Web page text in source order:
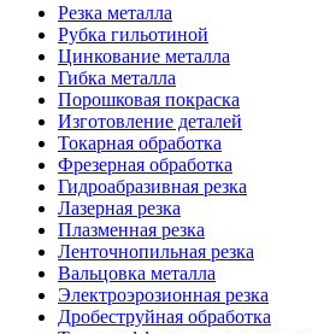
Резка металла
Рубка гильотиной
Цинкование металла
Гибка металла
Порошковая покраска
Изготовление деталей
Токарная обработка
Фрезерная обработка
Гидроабразивная резка
Лазерная резка
Плазменная резка
Ленточнопильная резка
Вальцовка металла
Электроэрозионная резка
Дробеструйная обработка